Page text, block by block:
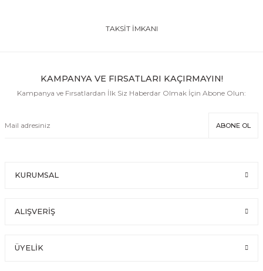
TAKSİT İMKANI
KAMPANYA VE FIRSATLARI KAÇIRMAYIN!
Kampanya ve Fırsatlardan İlk Siz Haberdar Olmak İçin Abone Olun:
ABONE OL
KURUMSAL
ALIŞVERİŞ
ÜYELİK